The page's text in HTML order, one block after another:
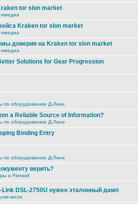
tor slon market
Kraken tor slon market
доверия на Kraken tor slon market
Solutions for Gear Progression
по оборудованию Д-Линк
a Reliable Source of Information?
по оборудованию Д-Линк
Binding Entry
по оборудованию Д-Линк
верить?
и Firewall
Link DSL-2750U нужен эталонный дамп
миля